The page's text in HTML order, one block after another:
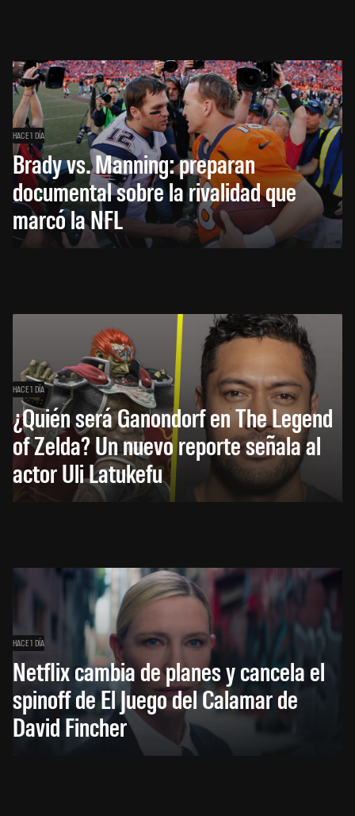
HACE 1 DÍA
Brady vs. Manning: preparan
documental sobre la rivalidad que
marcó la NFL
HACE 1 DÍA
¿Quién será Ganondorf en The Legend
of Zelda? Un nuevo reporte señala al
actor Uli Latukefu
HACE 1 DÍA
Netflix cambia de planes y cancela el
spinoff de El Juego del Calamar de
David Fincher